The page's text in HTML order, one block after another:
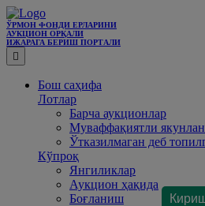
ЎРМОН ФОНДИ ЕРЛАРИНИ
АУКЦИОН ОРҚАЛИ
ИЖАРАГА БEРИШ ПОРТАЛИ
Бош саҳифа
Лотлар
Барча аукционлар
Муваффақиятли
Ўтказилмаган деб
Кўпроқ
Янгиликлар
Аукцион ҳақида
Боғланиш